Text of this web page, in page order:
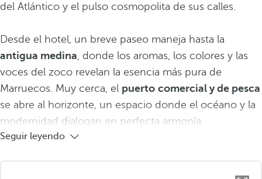
del Atlántico y el pulso cosmopolita de sus calles.
Desde el hotel, un breve paseo maneja hasta la
antigua medina, donde los aromas, los colores y las
voces del zoco revelan la esencia más pura de
Marruecos. Muy cerca, el puerto comercial y de pesca
se abre al horizonte, un espacio donde el océano y la
modernidad dialogan en perfecta armonía.
Seguir leyendo